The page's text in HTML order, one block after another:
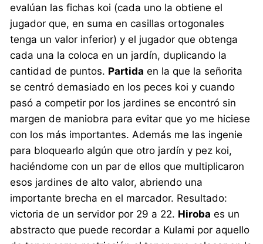
evalúan las fichas koi (cada uno la obtiene el
jugador que, en suma en casillas ortogonales
tenga un valor inferior) y el jugador que obtenga
cada una la coloca en un jardín, duplicando la
cantidad de puntos. Partida en la que la señorita
se centró demasiado en los peces koi y cuando
pasó a competir por los jardines se encontró sin
margen de maniobra para evitar que yo me hiciese
con los más importantes. Además me las ingenie
para bloquearlo algún que otro jardín y pez koi,
haciéndome con un par de ellos que multiplicaron
esos jardines de alto valor, abriendo una
importante brecha en el marcador. Resultado:
victoria de un servidor por 29 a 22. Hiroba es un
abstracto que puede recordar a Kulami por aquello